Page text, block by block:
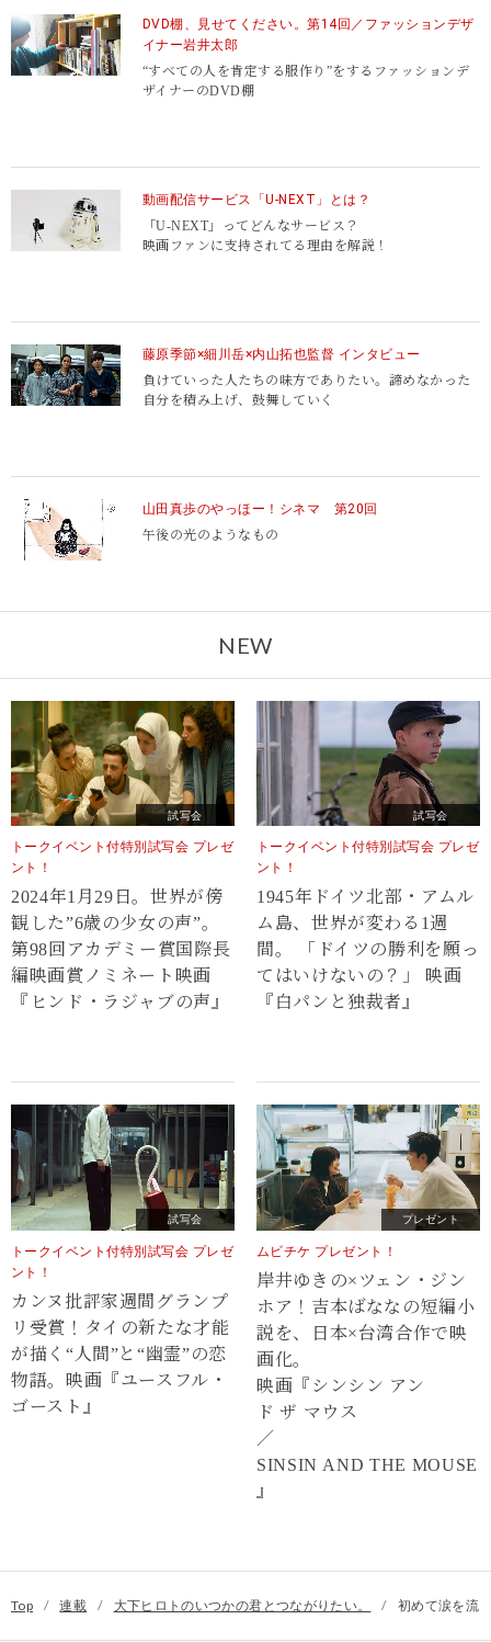
DVD棚、見せてください。第14回／ファッションデザ
イナー岩井太郎
“すべての人を肯定する服作り”をするファッションデ
ザイナーのDVD棚
動画配信サービス「U-NEXT」とは？
「U-NEXT」ってどんなサービス？
映画ファンに支持されてる理由を解説！
藤原季節×細川岳×内山拓也監督 インタビュー
負けていった人たちの味方でありたい。諦めなかった
自分を積み上げ、鼓舞していく
山田真歩のやっほー！シネマ 第20回
午後の光のようなもの
NEW
試写会
トークイベント付特別試写会 プレゼ
ント！
2024年1月29日。世界が傍
観した”6歳の少女の声”。
第98回アカデミー賞国際長
編映画賞ノミネート映画
『ヒンド・ラジャブの声』
試写会
トークイベント付特別試写会 プレゼ
ント！
1945年ドイツ北部・アムル
ム島、世界が変わる1週
間。 「ドイツの勝利を願っ
てはいけないの？」 映画
『白パンと独裁者』
試写会
トークイベント付特別試写会 プレゼ
ント！
カンヌ批評家週間グランプ
リ受賞！タイの新たな才能
が描く“⼈間”と“幽霊”の恋
物語。映画『ユースフル・
ゴースト』
プレゼント
ムビチケ プレゼント！
岸井ゆきの×ツェン・ジン
ホア！吉本ばななの短編小
説を、日本×台湾合作で映
画化。
映画『シンシン アン
ド ザ マウス
／
SINSIN AND THE MOUSE
』
Top / 連載 / 大下ヒロトのいつかの君とつながりたい。 / 初めて涙を流